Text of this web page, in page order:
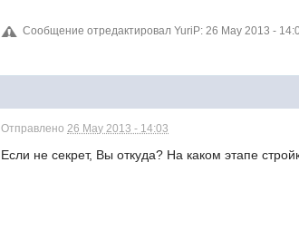
Сообщение отредактировал YuriP: 26 May 2013 -
Отправлено26 May 2013 - 14:03
Если не секрет, Вы откуда? На каком этапе